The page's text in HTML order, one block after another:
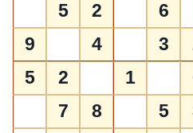
5
2 6
9
4 3
5
2 1
7
8 5